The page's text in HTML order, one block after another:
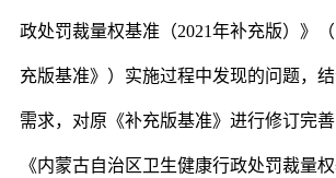
政处罚裁量权基准（2021年补充版）》
充版基准》）实施过程中发现的问题，
需求，对原《补充版基准》进行修订完
《内蒙古自治区卫生健康行政处罚裁量